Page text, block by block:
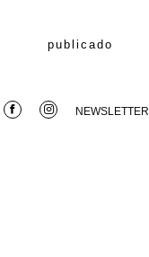
publicado
NEWSLETTER